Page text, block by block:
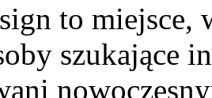
to miejsce,
szukające